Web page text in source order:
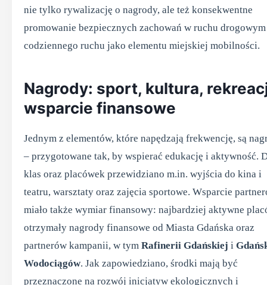
nie tylko rywalizację o nagrody, ale też konsekwentne
promowanie bezpiecznych zachowań w ruchu
codziennego ruchu jako elementu miejskiej mobilności.
Nagrody: sport, kultura,
wsparcie finansowe
Jednym z elementów, które napędzają frekwencję, są
– przygotowane tak, by wspierać edukację i aktywność.
klas oraz placówek przewidziano m.in. wyjścia do kina i
teatru, warsztaty oraz zajęcia sportowe. Wsparcie
miało także wymiar finansowy: najbardziej aktywne
otrzymały nagrody finansowe od Miasta Gdańska oraz
partnerów kampanii, w tym Rafinerii Gdańskiej i
Wodociągów. Jak zapowiedziano, środki mają być
przeznaczone na rozwój inicjatyw ekologicznych i